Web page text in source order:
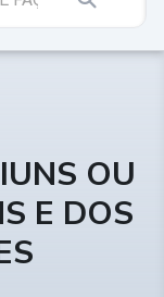
OU
E DOS